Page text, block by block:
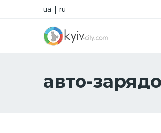
ua | ru
авто-